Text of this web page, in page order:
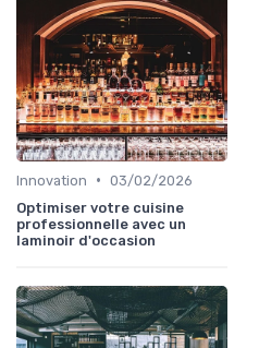
Innovation • 03/02/2026
Optimiser votre cuisine
professionnelle avec un
laminoir d'occasion